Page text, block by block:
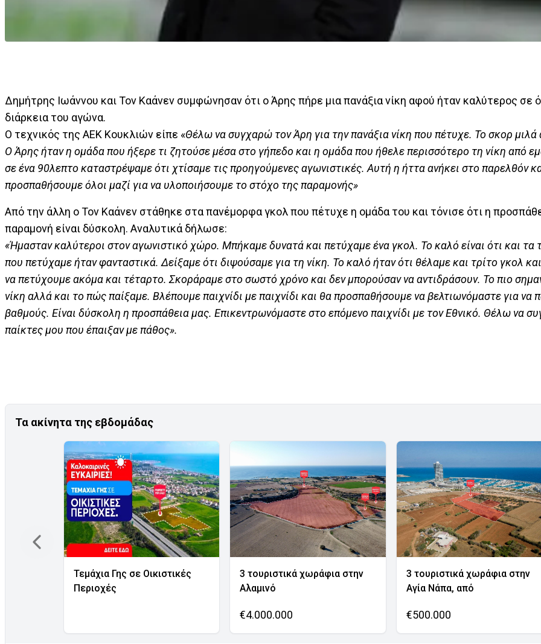
Δημήτρης Ιωάννου και Τον Καάνεν συμφώνησαν ότι ο Άρης πήρε μια πανάξια νίκη αφού ήταν καλύτερος σε
διάρκεια του αγώνα.
Ο τεχνικός της ΑΕΚ Κουκλιών είπε «Θέλω να συγχαρώ τον Άρη για την πανάξια νίκη που πέτυχε. Το σκορ μιλά
Ο Άρης ήταν η ομάδα που ήξερε τι ζητούσε μέσα στο γήπεδο και η ομάδα που ήθελε περισσότερο τη νίκη από
σε ένα 90λεπτο καταστρέψαμε ότι χτίσαμε τις προηγούμενες αγωνιστικές. Αυτή η ήττα ανήκει στο παρελθόν
προσπαθήσουμε όλοι μαζί για να υλοποιήσουμε το στόχο της παραμονής»
Από την άλλη ο Τον Καάνεν στάθηκε στα πανέμορφα γκολ που πέτυχε η ομάδα του και τόνισε ότι η
παραμονή είναι δύσκολη. Αναλυτικά δήλωσε:
«Ήμασταν καλύτεροι στον αγωνιστικό χώρο. Μπήκαμε δυνατά και πετύχαμε ένα γκολ. Το καλό είναι ότι και τα
που πετύχαμε ήταν φανταστικά. Δείξαμε ότι διψούσαμε για τη νίκη. Το καλό ήταν ότι θέλαμε και τρίτο γκολ
να πετύχουμε ακόμα και τέταρτο. Σκοράραμε στο σωστό χρόνο και δεν μπορούσαν να αντιδράσουν. Το πιο
νίκη αλλά και το πώς παίξαμε. Βλέπουμε παιχνίδι με παιχνίδι και θα προσπαθήσουμε να βελτιωνόμαστε για να
βαθμούς. Είναι δύσκολη η προσπάθεια μας. Επικεντρωνόμαστε στο επόμενο παιχνίδι με τον Εθνικό. Θέλω να
παίκτες μου που έπαιξαν με πάθος».
Τα ακίνητα της εβδομάδας
Τεμάχια Γης σε Οικιστικές
Περιοχές
3 τουριστικά χωράφια στην
Αλαμινό
€4.000.000
3 τουριστικά χωράφια στην
Αγία Νάπα, από
€500.000